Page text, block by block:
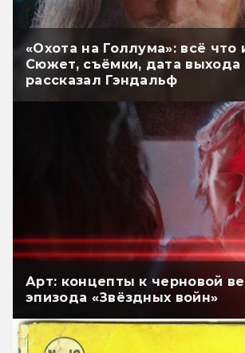
«Охота на Голлума»: всё что
Сюжет, съёмки, дата выхода
рассказал Гэндальф
Арт: концепты к черновой
эпизода «Звёздных войн»